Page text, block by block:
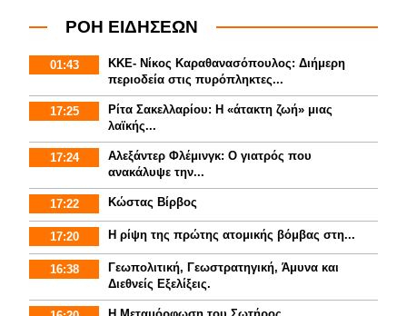
ΡΟΗ ΕΙΔΗΣΕΩΝ
01:43
ΚΚΕ- Νίκος Καραθανασόπουλος: Διήμερη
περιοδεία στις πυρόπληκτες...
17:25
Ρίτα Σακελλαρίου: Η «άτακτη ζωή» μιας
λαϊκής...
17:24
Αλεξάντερ Φλέμινγκ: Ο γιατρός που
ανακάλυψε την...
17:22 Κώστας Βίρβος
17:20 Η ρίψη της πρώτης ατομικής βόμβας στη...
16:38
Γεωπολιτική, Γεωστρατηγική, Άμυνα και
Διεθνείς Εξελίξεις.